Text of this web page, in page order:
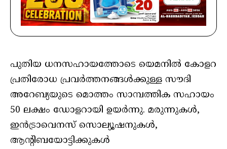
പുതിയ ധനസഹായത്തോടെ യെമനില്‍ കോളറ
പ്രതിരോധ പ്രവര്‍ത്തനങ്ങള്‍ക്കുള്ള സൗദി
അറേബ്യയുടെ മൊത്തം സാമ്പത്തിക സഹായം
50 ലക്ഷം ഡോളറായി ഉയര്‍ന്നു. മരുന്നുകള്‍,
ഇന്‍ട്രാവെനസ് സൊല്യൂഷനുകള്‍,
ആന്റിബയോട്ടിക്കുകള്‍